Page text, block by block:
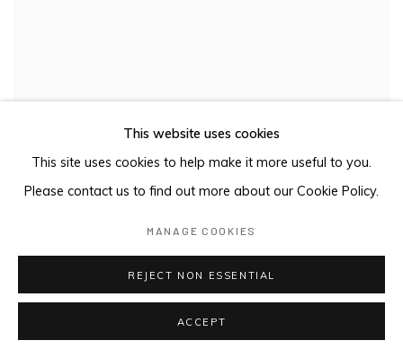
KIM WESTCOTT: NATURE OF NATURE
This website uses cookies
This site uses cookies to help make it more useful to you.
Please contact us to find out more about our Cookie Policy.
MANAGE COOKIES
REJECT NON ESSENTIAL
ACCEPT